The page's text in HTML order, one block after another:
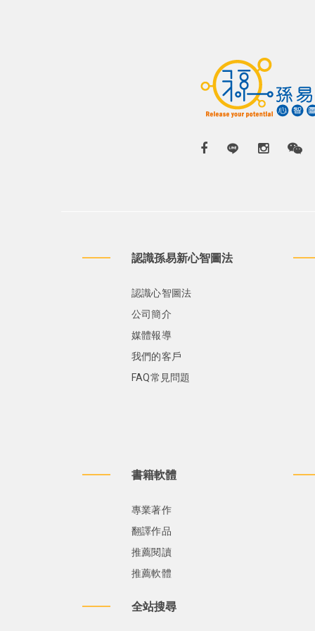
認識孫易新心智圖法
認識心智圖法
公司簡介
媒體報導
我們的客戶
FAQ常見問題
書籍軟體
專業著作
翻譯作品
推薦閱讀
推薦軟體
全站搜尋